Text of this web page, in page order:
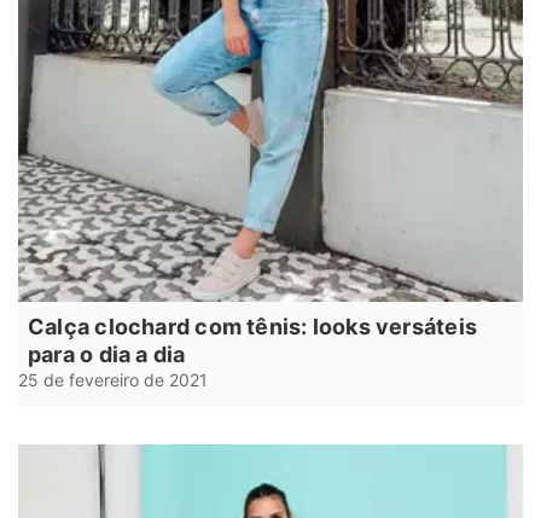
Calça clochard com tênis: looks versáteis
para o dia a dia
25 de fevereiro de 2021